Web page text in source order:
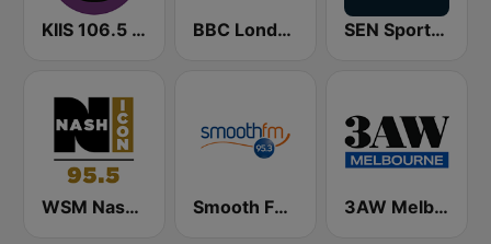
KIIS 106.5 FM BBC London SEN Sports 1116 AM
WSM Nash Icon 95.5 FM Smooth FM 95.3 Sydney 3AW Melbourne